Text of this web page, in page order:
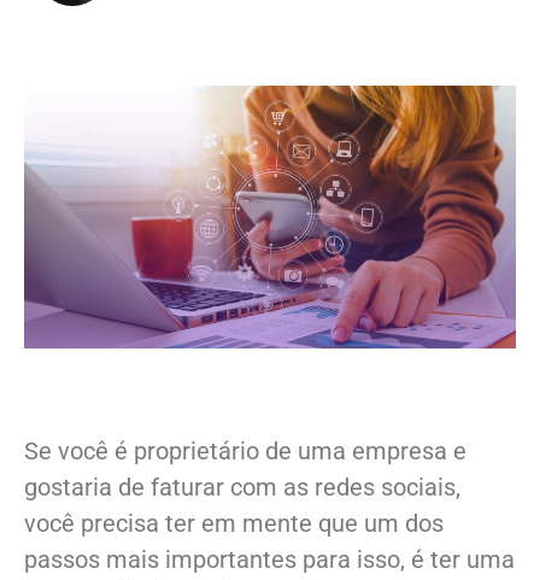
Se você é proprietário de uma empresa e
gostaria de faturar com as redes sociais,
você precisa ter em mente que um dos
passos mais importantes para isso, é ter uma